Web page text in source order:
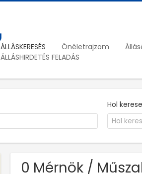
ÁLLÁSKERESÉS Önéletrajzom
ÁLLÁSHIRDETÉS FELADÁS
Hol
0 Mérnök /